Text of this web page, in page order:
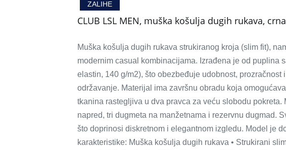
ZALIHE
CLUB LSL MEN, muška košulja dugih rukava, crna
Muška košulja dugih rukava strukiranog kroja (slim fit),
modernim casual kombinacijama. Izrađena je od puplina
elastin, 140 g/m2), što obezbeđuje udobnost, prozračnost
održavanje. Materijal ima završnu obradu koja
tkanina rastegljiva u dva pravca za veću slobodu
napred, tri dugmeta na manžetnama i rezervnu dugmad.
što doprinosi diskretnom i elegantnom izgledu. Model je
karakteristike: Muška košulja dugih rukava • Strukirani